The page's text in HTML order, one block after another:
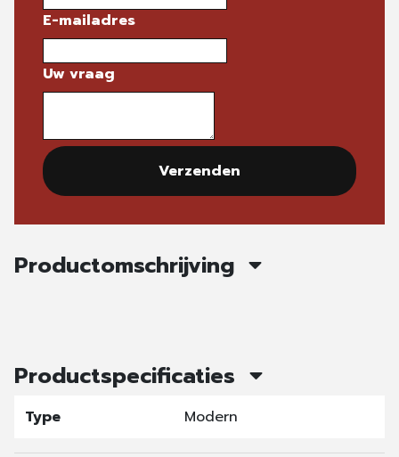
E-mailadres
Uw vraag
Verzenden
Productomschrijving
Productspecificaties
Type Modern